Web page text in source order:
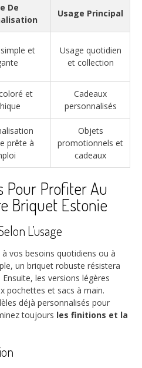
De
Usage Principal
et
Usage quotidien
et collection
et
Cadeaux
personnalisés
prête à
Objets
promotionnels et
cadeaux
Pour Profiter Au
Briquet Estonie
L’usage
vos besoins quotidiens ou à
un briquet robuste résistera
les versions légères
pochettes et sacs à main.
déjà personnalisés pour
toujours les finitions et la